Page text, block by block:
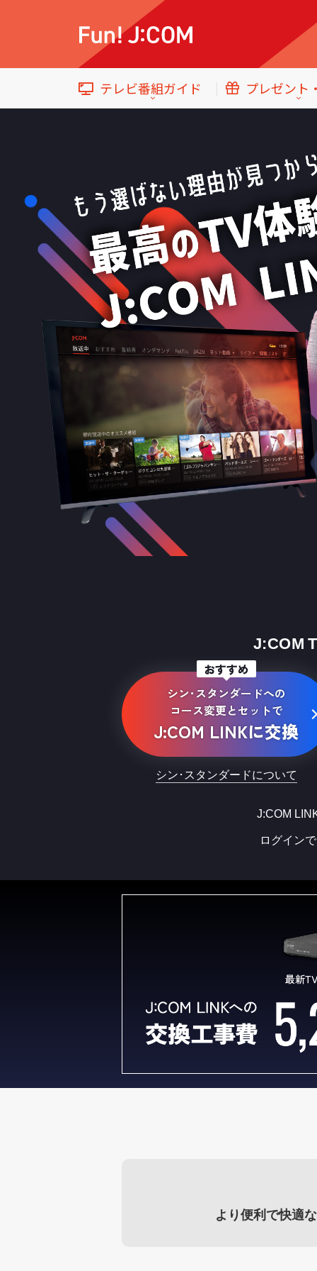
テレビ番組ガイド プレゼント
テレビ番組ガイド トップ
エンタメをもっと楽しむWebマガジン
洋画 邦画
アニメ・キッズ
地域メディア
イベント・プレゼント
J:COM
おすすめ
シン･スタンダードへの
コース変更とセットで
J:COM LINKに交換
シン･スタンダードについて
J:COM
ログイン
より便利で快適